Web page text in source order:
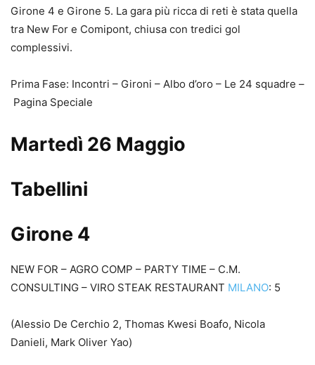
Girone 4 e Girone 5. La gara più ricca di reti è stata quella
tra New For e Comipont, chiusa con tredici gol
complessivi.
Prima Fase: Incontri – Gironi – Albo d’oro – Le 24 squadre –
Pagina Speciale
Martedì 26 Maggio
Tabellini
Girone 4
NEW FOR – AGRO COMP – PARTY TIME – C.M.
CONSULTING – VIRO STEAK RESTAURANT MILANO: 5
(Alessio De Cerchio 2, Thomas Kwesi Boafo, Nicola
Danieli, Mark Oliver Yao)